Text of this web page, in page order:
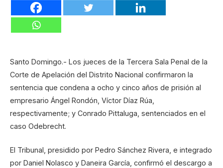
Santo Domingo.- Los jueces de la Tercera Sala Penal de la
Corte de Apelación del Distrito Nacional confirmaron la
sentencia que condena a ocho y cinco años de prisión al
empresario Ángel Rondón, Víctor Díaz Rúa,
respectivamente; y Conrado Pittaluga, sentenciados en el
caso Odebrecht.
El Tribunal, presidido por Pedro Sánchez Rivera, e integrado
por Daniel Nolasco y Daneira García, confirmó el descargo a